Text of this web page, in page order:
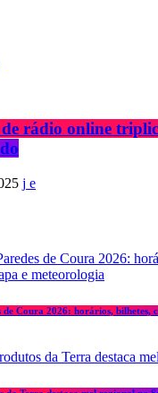
rádio online
de Coura 2026: horários, bilhetes,